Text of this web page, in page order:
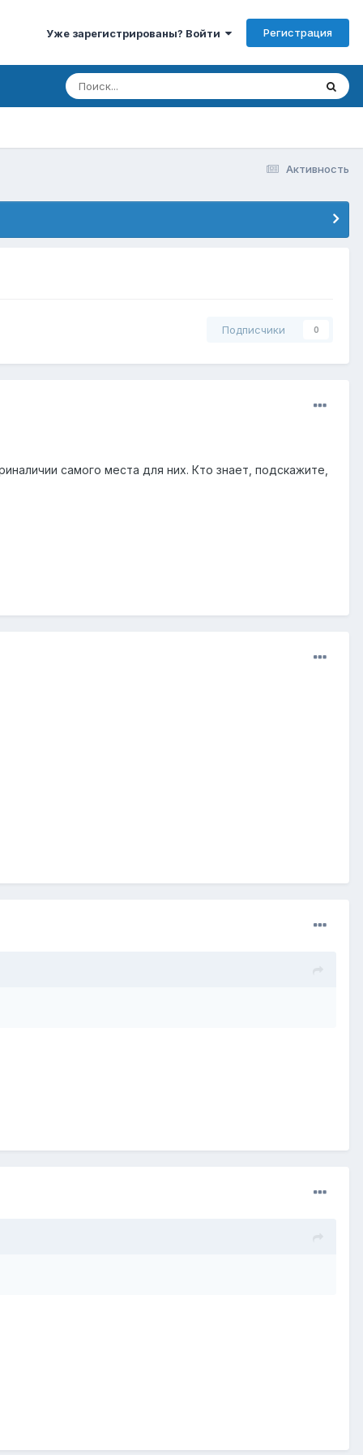
Уже зарегистрированы? Войти Регистрация
Активность
Подписчики 0
самого места для них. Кто знает, подскажите,